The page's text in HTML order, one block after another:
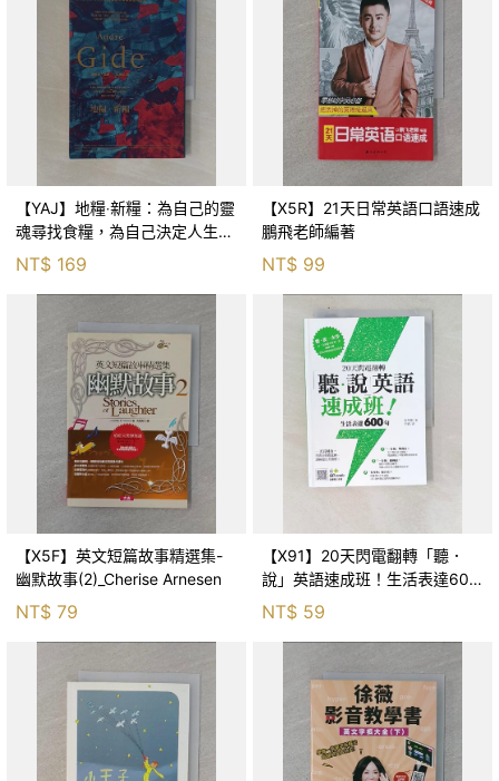
【YAJ】地糧‧新糧：為自己的靈
魂尋找食糧，為自己決定人生該
怎麼活‧大師們的導師、諾貝爾
文學獎得主紀德啟發無數青年的
覺醒經典_安德烈・
NT$ 169
【X5R】21天日常英語口語速成
鵬飛老師編著
NT$ 99
【X5F】英文短篇故事精選集-
幽默故事(2)_Cherise Arnesen
NT$ 79
【X91】20天閃電翻轉「聽．
說」英語速成班！生活表達600
NT$ 59